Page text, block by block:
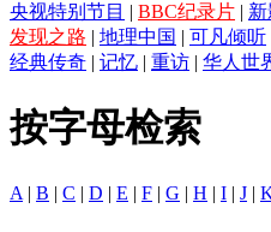
央视特别节目 | BBC纪录片 |
发现之路 | 地理中国 | 可凡倾听
经典传奇 | 记忆 | 重访 | 华人世
按字母检索
A | B | C | D | E | F | G | H | I | J |